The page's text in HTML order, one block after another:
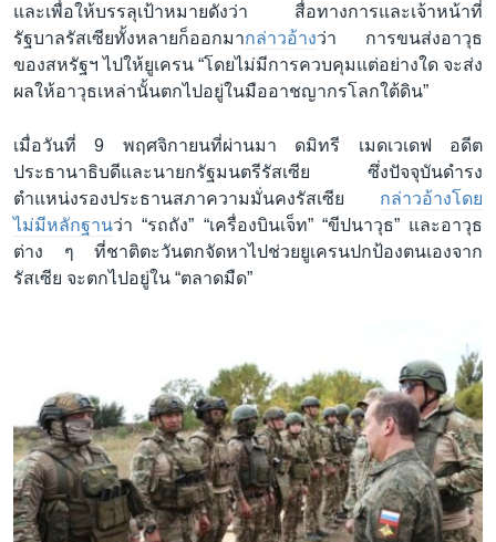
และเพื่อให้บรรลุเป้าหมายดังว่า สื่อทางการและเจ้าหน้าที่
รัฐบาลรัสเซียทั้งหลายก็ออกมากล่าวอ้างว่า การขนส่งอาวุธ
ของสหรัฐฯ ไปให้ยูเครน “โดยไม่มีการควบคุมแต่อย่างใด จะส่ง
ผลให้อาวุธเหล่านั้นตกไปอยู่ในมืออาชญากรโลกใต้ดิน”
เมื่อวันที่ 9 พฤศจิกายนที่ผ่านมา ดมิทรี เมดเวเดฟ อดีต
ประธานาธิบดีและนายกรัฐมนตรีรัสเซีย ซึ่งปัจจุบันดำรง
ตำแหน่งรองประธานสภาความมั่นคงรัสเซีย กล่าวอ้างโดย
ไม่มีหลักฐานว่า “รถถัง” “เครื่องบินเจ็ท” “ขีปนาวุธ” และอาวุธ
ต่าง ๆ ที่ชาติตะวันตกจัดหาไปช่วยยูเครนปกป้องตนเองจาก
รัสเซีย จะตกไปอยู่ใน “ตลาดมืด”